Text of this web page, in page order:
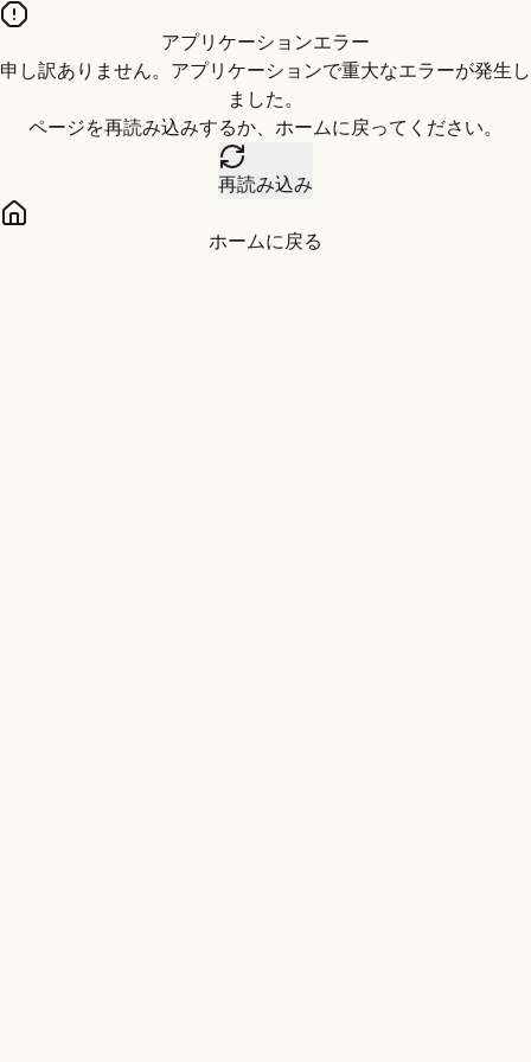
アプリケーションエラー
申し訳ありません。アプリケーションで重大なエラーが発生し
ました。
ページを再読み込みするか、ホームに戻ってください。
再読み込み
ホームに戻る